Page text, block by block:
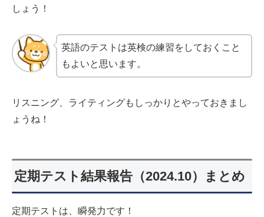
しょう！
英語のテストは英検の練習をしておくこと
もよいと思います。
リスニング、ライティングもしっかりとやっておきまし
ょうね！
定期テスト結果報告（2024.10）まとめ
定期テストは、瞬発力です！